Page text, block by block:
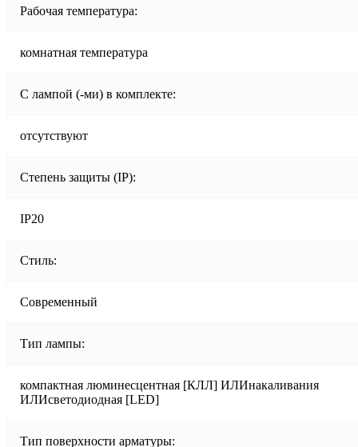
Рабочая температура:
комнатная температура
С лампой (-ми) в комплекте:
отсутствуют
Степень защиты (IP):
IP20
Стиль:
Современный
Тип лампы:
компактная люминесцентная [КЛЛ] ИЛИнакаливания
ИЛИсветодиодная [LED]
Тип поверхности арматуры: